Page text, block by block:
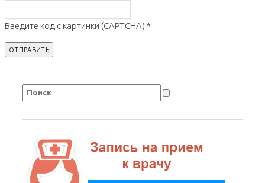
Введите код с картинки (CAPTCHA) *